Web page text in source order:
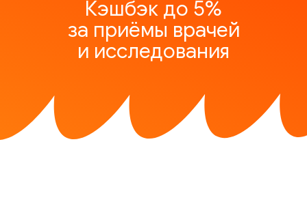
Кэшбэк до 5%
за приёмы врачей
и исследования